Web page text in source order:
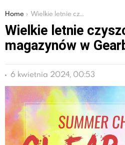
You are here:
Home Wielkie letnie czyszczenie magazynów w Gearbest!
Wielkie letnie
magazynów w
6 kwietnia 2024, 00:53